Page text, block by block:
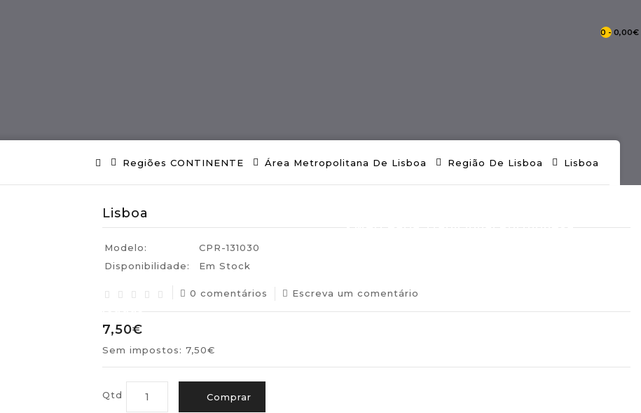
0 - 0,00€
- Mercearia Tradicional Portuguesa
Certificadas
Regiões CONTINENTE Área Metropolitana De Lisboa Região De Lisboa Lisboa
Lisboa
Modelo:
CPR-131030
Disponibilidade:
Em Stock
0 comentários Escreva um comentário
7,50€
Sem impostos: 7,50€
Qtd Comprar